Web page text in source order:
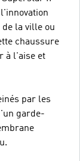
de la ville ou
chaussure
à l'aise et
par les
garde-